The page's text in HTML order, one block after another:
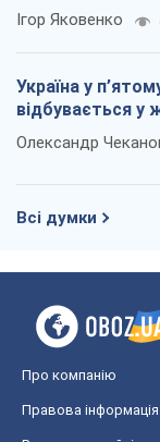
Ігор Яковенко
Україна у
відбувається у
Олександр
Всі думки
Про компанію
Правова інформація